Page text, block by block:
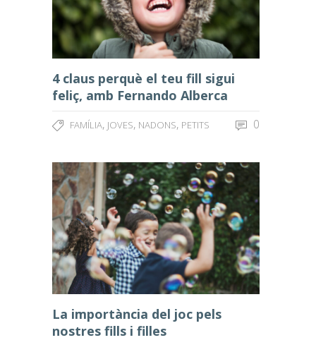
4 claus perquè el teu fill sigui
feliç, amb Fernando Alberca
FAMÍLIA, JOVES, NADONS, PETITS 0
La importància del joc pels
nostres fills i filles